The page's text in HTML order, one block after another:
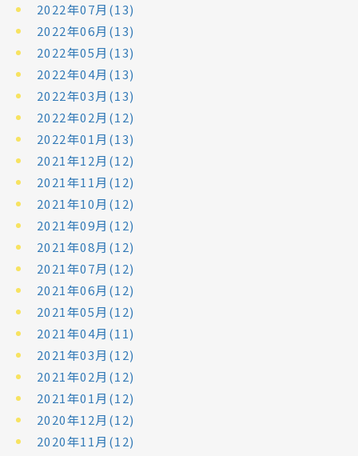
2022年07月(13)
2022年06月(13)
2022年05月(13)
2022年04月(13)
2022年03月(13)
2022年02月(12)
2022年01月(13)
2021年12月(12)
2021年11月(12)
2021年10月(12)
2021年09月(12)
2021年08月(12)
2021年07月(12)
2021年06月(12)
2021年05月(12)
2021年04月(11)
2021年03月(12)
2021年02月(12)
2021年01月(12)
2020年12月(12)
2020年11月(12)